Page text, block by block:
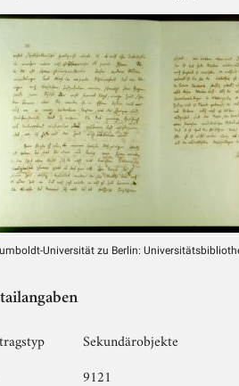
Universität zu Berlin:
Sekundärobjekte
9121